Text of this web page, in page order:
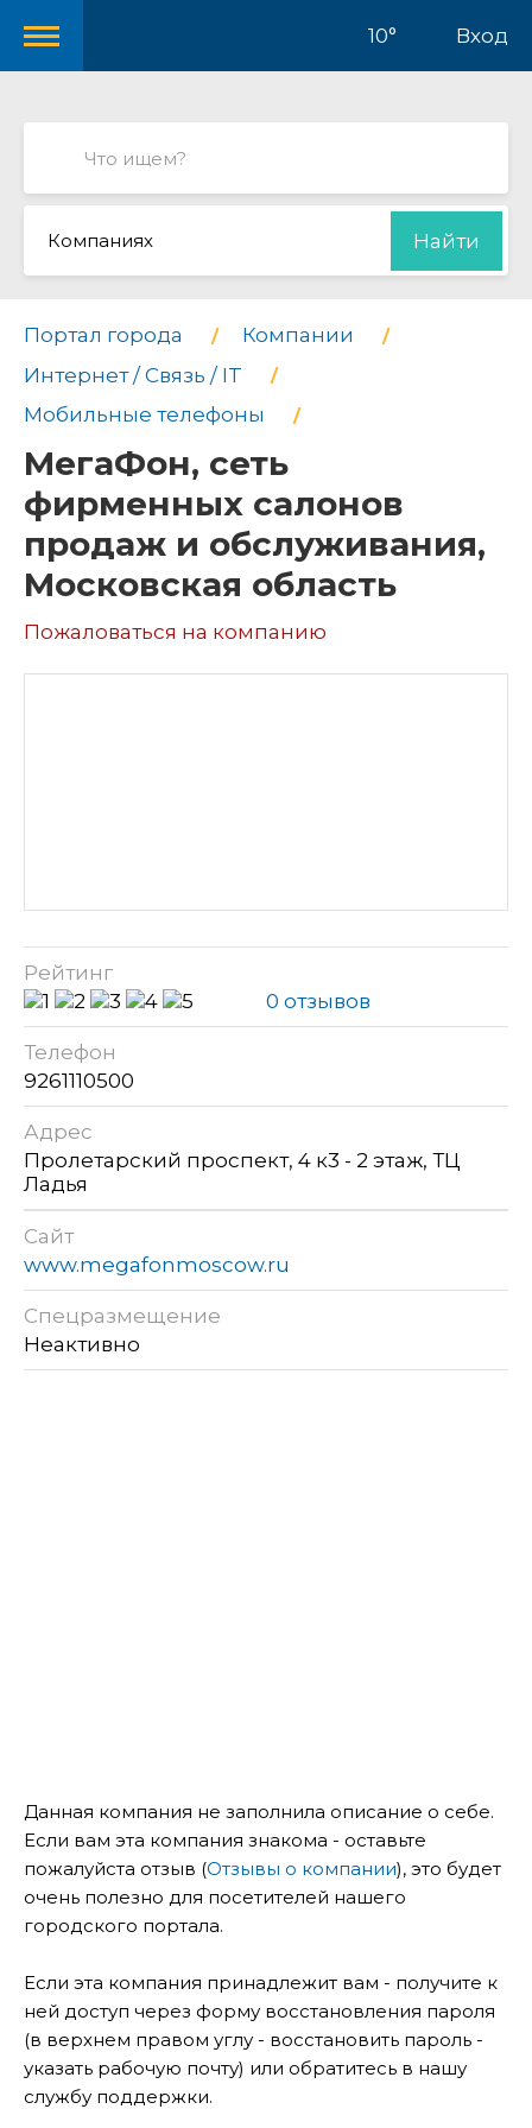
10° Вход
Компаниях Найти
Портал города
Компании
Интернет / Связь / IT
Мобильные телефоны
МегаФон, сеть
фирменных салонов
продаж и обслуживания,
Московская область
Пожаловаться на компанию
Рейтинг
0 отзывов
Телефон
9261110500
Адрес
Пролетарский проспект, 4 к3 - 2 этаж, ТЦ
Ладья
Сайт
www.megafonmoscow.ru
Спецразмещение
Неактивно
Данная компания не заполнила описание о себе.
Если вам эта компания знакома - оставьте
пожалуйста отзыв (Отзывы о компании), это будет
очень полезно для посетителей нашего
городского портала.
Если эта компания принадлежит вам - получите к
ней доступ через форму восстановления пароля
(в верхнем правом углу - восстановить пароль -
указать рабочую почту) или обратитесь в нашу
службу поддержки.